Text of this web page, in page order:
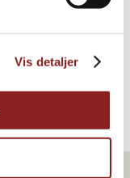
Vis detaljer